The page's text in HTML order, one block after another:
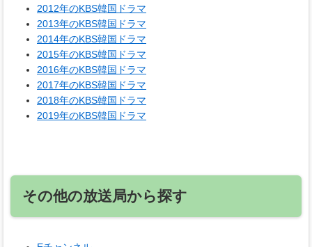
2012年のKBS韓国ドラマ
2013年のKBS韓国ドラマ
2014年のKBS韓国ドラマ
2015年のKBS韓国ドラマ
2016年のKBS韓国ドラマ
2017年のKBS韓国ドラマ
2018年のKBS韓国ドラマ
2019年のKBS韓国ドラマ
その他の放送局から探す